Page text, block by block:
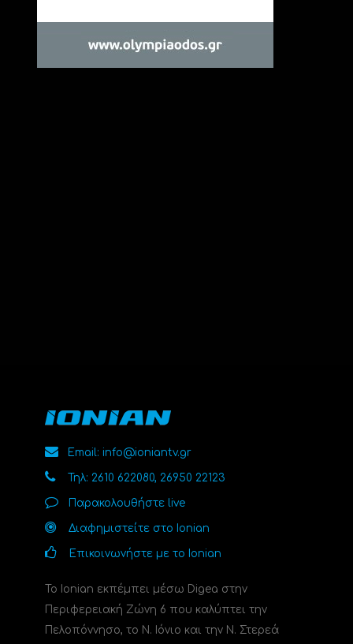
Email: info@ioniantv.gr
Τηλ: 2610 622080, 26950 22123
Παρακολουθήστε live
Διαφημιστείτε στο Ionian
Επικοινωνήστε με το Ionian
Το Ionian εκπέμπει μέσω Digea στην
Περιφερειακή Ζώνη 6 που καλύπτει την
Πελοπόννησο, το N. Ιόνιο και την Ν. Στερεά